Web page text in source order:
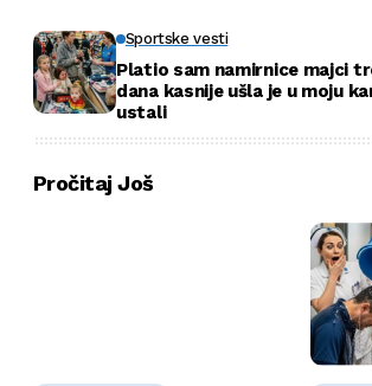
Sportske vesti
Platio sam namirnice majci
dana kasnije ušla je u moju
ustali
Pročitaj Još